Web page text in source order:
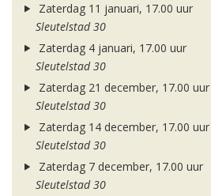
Zaterdag 11 januari, 17.00 uur
Sleutelstad 30
Zaterdag 4 januari, 17.00 uur
Sleutelstad 30
Zaterdag 21 december, 17.00 uur
Sleutelstad 30
Zaterdag 14 december, 17.00 uur
Sleutelstad 30
Zaterdag 7 december, 17.00 uur
Sleutelstad 30